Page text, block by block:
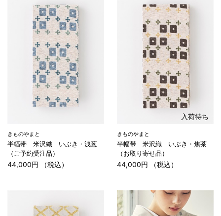
きものやまと
半幅帯 米沢織 いぶき・浅葱
（ご予約受注品）
44,000円 （税込）
入荷待ち
きものやまと
半幅帯 米沢織 いぶき・焦茶
（お取り寄せ品）
44,000円 （税込）